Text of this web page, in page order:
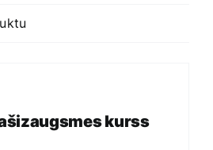
kurss